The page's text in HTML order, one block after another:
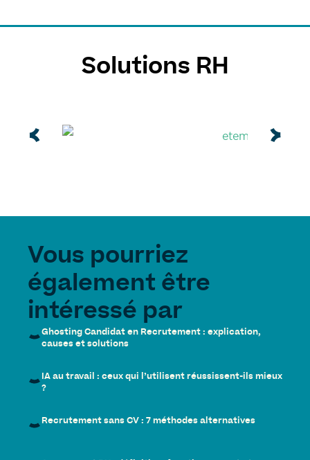
Solutions RH
Vous pourriez
également être
intéressé par
Ghosting Candidat en Recrutement : explication,
causes et solutions
IA au travail : ceux qui l’utilisent réussissent-ils mieux
?
Recrutement sans CV : 7 méthodes alternatives